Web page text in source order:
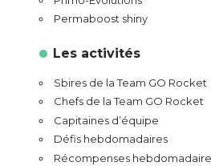
Permaboost shiny
Les activités
Sbires de la Team GO Rocket
Chefs de la Team GO Rocket
Capitaines d’équipe
Défis hebdomadaires
Récompenses